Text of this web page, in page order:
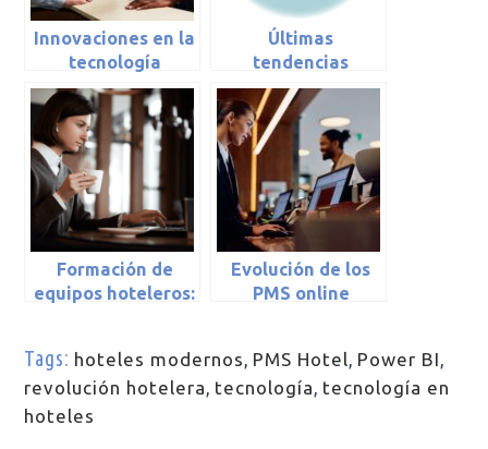
Innovaciones en la
tecnología
hotelera: una
mirada técnica
Últimas
tendencias
hoteleras:
perspectiva Fitur
2024
Formación de
equipos hoteleros:
Evolución de los
PMS online
Tags: hoteles modernos PMS Hotel Power BI
revolución hotelera tecnología tecnología en
hoteles